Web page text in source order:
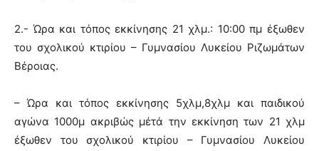
2.- Ώρα και τόπος εκκίνησης 21 χλμ.: 10:00 πμ έξωθεν
του σχολικού κτιρίου – Γυμνασίου Λυκείου Ριζωμάτων
Βέροιας.
– Ώρα και τόπος εκκίνησης 5χλμ,8χλμ και παιδικού
αγώνα 1000μ ακριβώς μέτά την εκκίνηση των 21 χλμ
έξωθεν του σχολικού κτιρίου – Γυμνασίου Λυκείου